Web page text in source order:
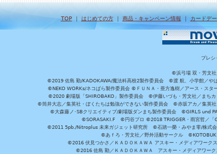
TOP｜ はじめての方｜ 商品・キャンペーン情報 ｜ カードデ
プレシ
©浜弓場 双・芳文社
©2019 佐島 勤/KADOKAWA/魔法科高校2製作委員会 ©渡 航、小学館／や
©NEKO WORKs/ネコぱら製作委員会 ©ＦＵＮＡ・亜方逸樹／アース・ス
©2020 劇場版「SHIROBAKO」製作委員会 ©伊藤いづも・芳文社／まち
©筒井大志／集英社・ぼくたちは勉強ができない製作委員会 ©赤坂アカ／集英
©大森藤ノ･SBクリエイティブ/劇場版ダンまち製作委員会 ©GIRLS und
©SORASAKI.F ©円谷プロ ©2018 TRIGGER・雨宮哲／
©2011 5pb./Nitroplus 未来ガジェット研究所 ©石踏一榮・みやま零/株式
©あｆろ・芳文社／野外活動サークル
©2016 伏見つかさ／ＫＡＤＯＫＡＷＡ アスキー・メディアワー
©2016 佐島 勤／ＫＡＤＯＫＡＷＡ アスキー・メディアワ